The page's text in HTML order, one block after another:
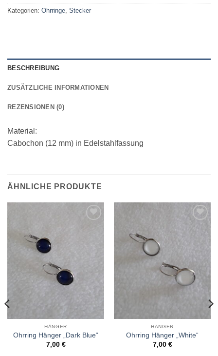
Kategorien: Ohrringe, Stecker
BESCHREIBUNG
ZUSÄTZLICHE INFORMATIONEN
REZENSIONEN (0)
Material:
Cabochon (12 mm) in Edelstahlfassung
ÄHNLICHE PRODUKTE
HÄNGER
Ohrring Hänger „Dark Blue“
7,00 €
HÄNGER
Ohrring Hänger „White“
7,00 €